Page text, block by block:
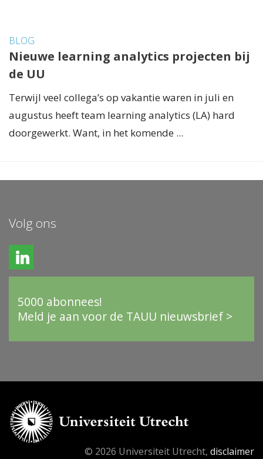
BLOG
Nieuwe learning analytics projecten bij
de UU
Terwijl veel collega’s op vakantie waren in juli en
augustus heeft team learning analytics (LA) hard
doorgewerkt. Want, in het komende ...
Volg ons
5000 abonnees!
Meld je aan voor de TAUU nieuwsbrief >
© 2026 Universiteit Utrecht, disclaimer